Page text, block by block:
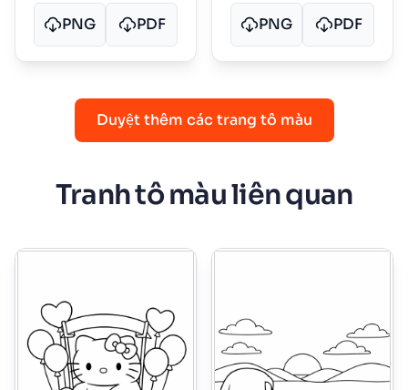
PNG PDF PNG PDF
Duyệt thêm các trang tô màu
Tranh tô màu liên quan